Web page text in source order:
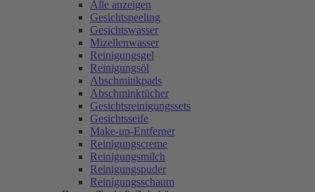
Alle anzeigen
Gesichtspeeling
Gesichtswasser
Mizellenwasser
Reinigungsgel
Reinigungsöl
Abschminkpads
Abschminktücher
Gesichtsreinigungssets
Gesichtsseife
Make-up-Entferner
Reinigungscreme
Reinigungsmilch
Reinigungspuder
Reinigungsschaum